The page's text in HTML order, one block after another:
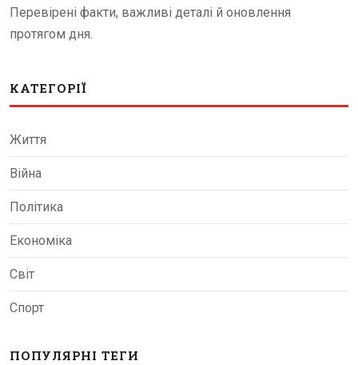
Перевірені факти, важливі деталі й оновлення
протягом дня.
КАТЕГОРІЇ
Життя
Війна
Політика
Економіка
Світ
Спорт
ПОПУЛЯРНІ ТЕГИ